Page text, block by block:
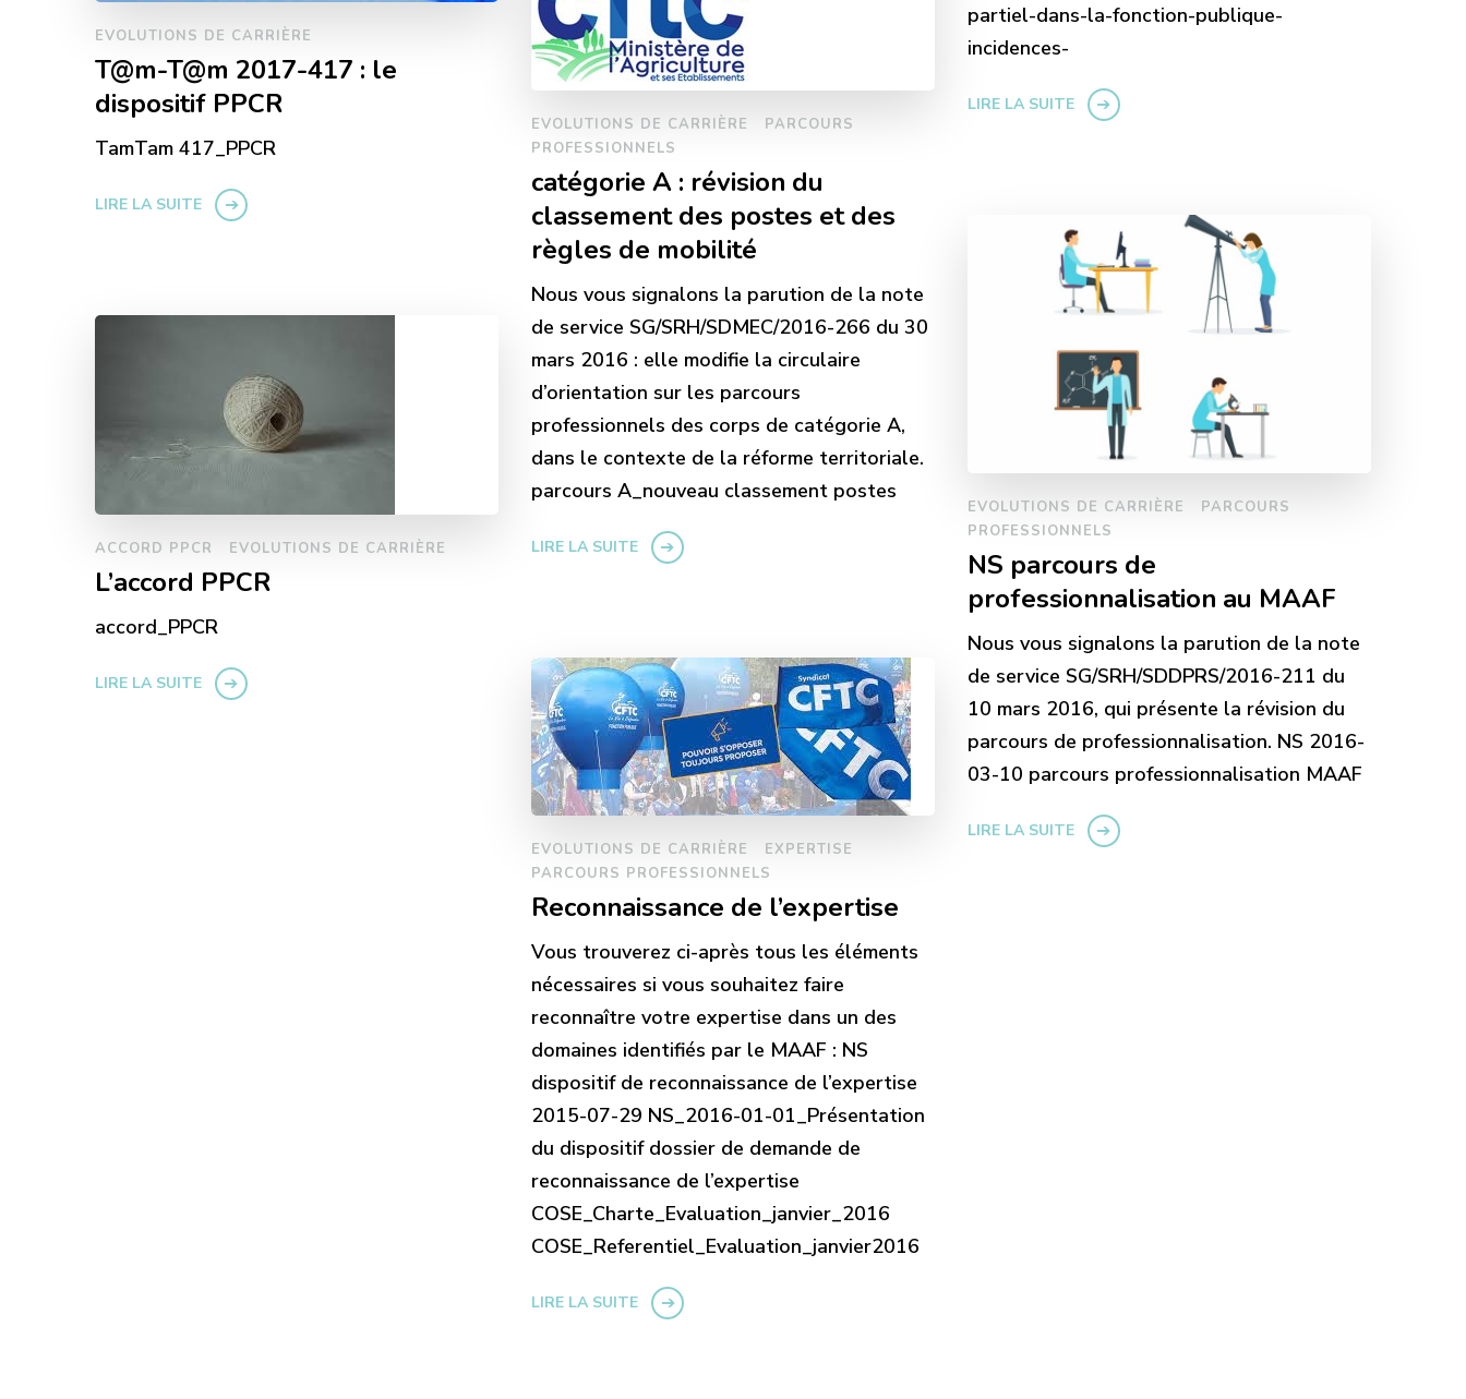
partiel-dans-la-fonction-publique-
incidences-
LIRE LA SUITE
EVOLUTIONS DE CARRIÈRE
T@m-T@m 2017-417 : le
dispositif PPCR
TamTam 417_PPCR
LIRE LA SUITE
EVOLUTIONS DE CARRIÈRE
PARCOURS
PROFESSIONNELS
catégorie A : révision du
classement des postes et des
règles de mobilité
Nous vous signalons la parution de la note
de service SG/SRH/SDMEC/2016-266 du 30
mars 2016 : elle modifie la circulaire
d’orientation sur les parcours
professionnels des corps de catégorie A,
dans le contexte de la réforme territoriale.
parcours A_nouveau classement postes
LIRE LA SUITE
EVOLUTIONS DE CARRIÈRE
PARCOURS
PROFESSIONNELS
NS parcours de
professionnalisation au MAAF
Nous vous signalons la parution de la note
de service SG/SRH/SDDPRS/2016-211 du
10 mars 2016, qui présente la révision du
parcours de professionnalisation. NS 2016-
03-10 parcours professionnalisation MAAF
LIRE LA SUITE
ACCORD PPCR EVOLUTIONS DE CARRIÈRE
L’accord PPCR
accord_PPCR
LIRE LA SUITE
EVOLUTIONS DE CARRIÈRE
EXPERTISE
PARCOURS PROFESSIONNELS
Reconnaissance de l’expertise
Vous trouverez ci-après tous les éléments
nécessaires si vous souhaitez faire
reconnaître votre expertise dans un des
domaines identifiés par le MAAF : NS
dispositif de reconnaissance de l’expertise
2015-07-29 NS_2016-01-01_Présentation
du dispositif dossier de demande de
reconnaissance de l’expertise
COSE_Charte_Evaluation_janvier_2016
COSE_Referentiel_Evaluation_janvier2016
LIRE LA SUITE